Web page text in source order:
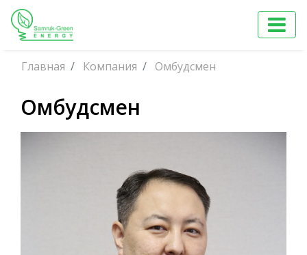
Главная Компания Омбудсмен
Омбудсмен